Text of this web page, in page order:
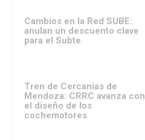
Cambios en la Red SUBE:
anulan un descuento clave
para el Subte
Tren de Cercanías de
Mendoza: CRRC avanza con
el diseño de los
cochemotores